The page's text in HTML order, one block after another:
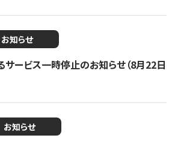
お知らせ
サービス一時停止のお知らせ（8月22日
お知らせ